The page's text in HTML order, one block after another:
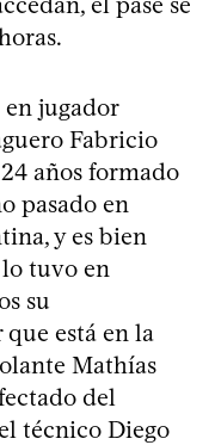
jugador
Fabricio
años formado
pasado en
y es bien
tuvo en
su
está en la
Mathías
del
técnico Diego